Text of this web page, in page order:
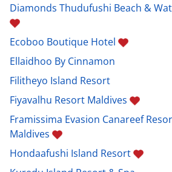
Diamonds Thudufushi Beach &
Ecoboo Boutique Hotel
Ellaidhoo By Cinnamon
Filitheyo Island Resort
Fiyavalhu Resort Maldives
Framissima Evasion Canareef
Maldives
Hondaafushi Island Resort